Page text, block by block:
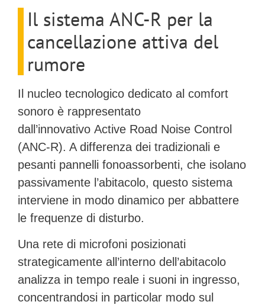
Il sistema ANC-R per la
cancellazione attiva del
rumore
Il nucleo tecnologico dedicato al comfort
sonoro è rappresentato
dall’innovativo Active Road Noise Control
(ANC-R). A differenza dei tradizionali e
pesanti pannelli fonoassorbenti, che isolano
passivamente l’abitacolo, questo sistema
interviene in modo dinamico per abbattere
le frequenze di disturbo.
Una rete di microfoni posizionati
strategicamente all’interno dell’abitacolo
analizza in tempo reale i suoni in ingresso,
concentrandosi in particolar modo sul